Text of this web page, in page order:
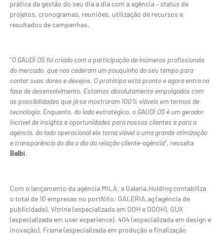
prática da gestão do seu dia a dia com a agência – status de
projetos, cronogramas, reuniões, utilização de recursos e
resultados de campanhas.
“O GAUDÍ OS foi criado com a participação de inúmeros profissionais
do mercado, que nos cederam um pouquinho do seu tempo para
contar suas dores e desejos. O protótipo está pronto e agora entra na
fase de desenvolvimento. Estamos absolutamente empolgados com
as possibilidades que já se mostraram 100% viáveis em termos de
tecnologia. Enquanto, do lado estratégico, o GAUDÍ OS é um gerador
incrível de insights e oportunidades para nossos clientes e para a
agência, do lado operacional ele torna viável a uma grande otimização
e transparência do dia a dia da relação cliente-agência”, ressalta
Balbi.
Com o lançamento da agência MILÀ, a Galeria.Holding contabiliza
o total de 10 empresas no portfólio: GALERIA.ag (agência de
publicidade), Vitrine (especializada em OOH e DOOH), GUX
(especializada em user experience), 404 (especializada em design e
inovação), Frame (especializada em produção e finalização